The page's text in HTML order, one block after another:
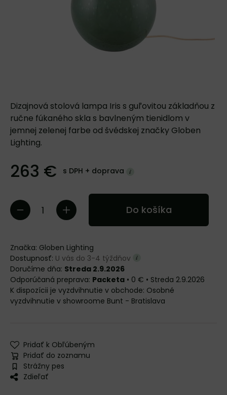
Dizajnová stolová lampa Iris s guľovitou základňou z
ručne fúkaného skla s bavlneným tienidlom v
jemnej zelenej farbe od švédskej značky Globen
Lighting.
263 € s DPH + doprava
Do košíka
Značka: Globen Lighting
Dostupnosť: U vás do 3-4 týždňov
Doručíme dňa: Streda 2.9.2026
Packeta • 0 € • Streda 2.9.2026
Osobné
vyzdvihnutie v showroome Bunt - Bratislava
Pridať k Obľúbeným
Pridať do zoznamu
Strážny pes
Zdieľať